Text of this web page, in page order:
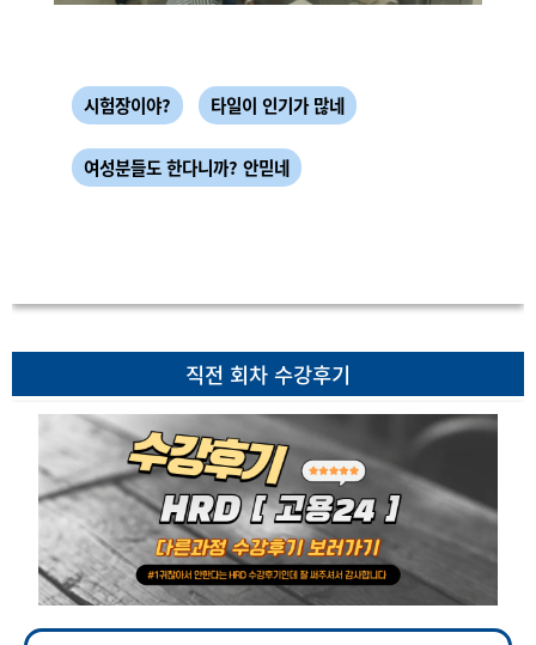
시험장이야? 타일이 인기가 많네
여성분들도 한다니까? 안믿네
직전 회차 수강후기